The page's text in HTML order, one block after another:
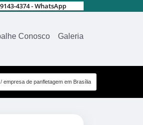
4374 - WhatsApp
Conosco Galeria
empresa de panfletagem em Brasília